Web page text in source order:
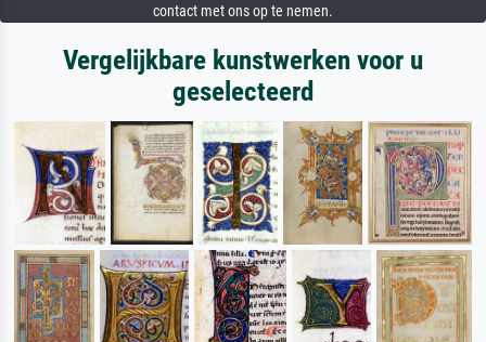
contact met ons op te nemen.
Vergelijkbare kunstwerken voor u
geselecteerd